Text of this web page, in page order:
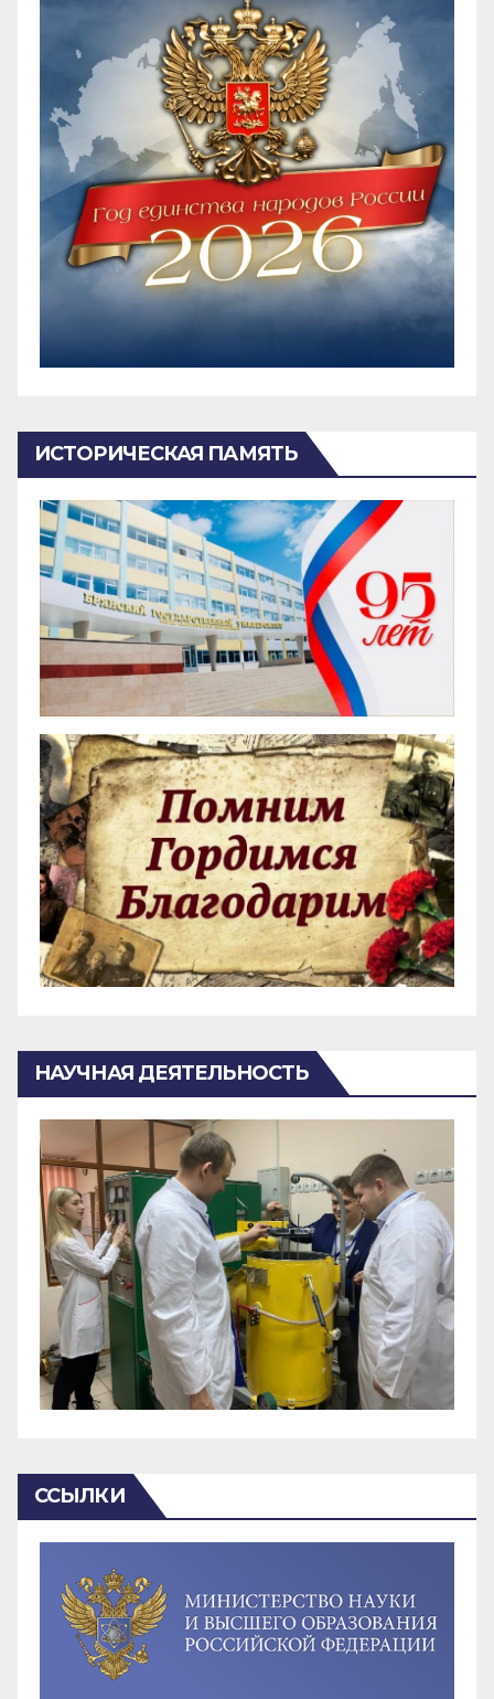
ИСТОРИЧЕСКАЯ ПАМЯТЬ
НАУЧНАЯ ДЕЯТЕЛЬНОСТЬ
ССЫЛКИ